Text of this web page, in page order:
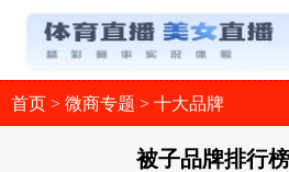
首页 > 微商专题 > 十大品牌
被子品牌排行